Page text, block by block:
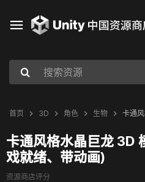
首页 3D 角色 生物
卡通风格水晶巨龙 3D
戏就绪、带动画)
资源商店评分